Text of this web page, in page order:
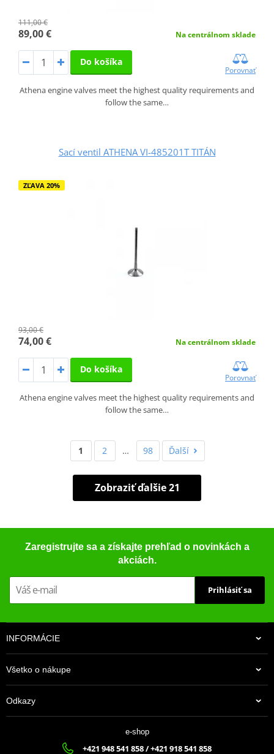
111,00 €
89,00 € Na centrálnom sklade
Do košíka
Porovnať
Athena engine valves meet the highest quality requirements and
follow the same…
Sací ventil ATHENA VI-485201T TITÁN
ZĽAVA 20%
93,00 €
74,00 € Na centrálnom sklade
Do košíka
Porovnať
Athena engine valves meet the highest quality requirements and
follow the same…
1 2 … 98 Ďalší
Zobraziť ďalšie 21
Zaregistrujte sa a získajte prehľad o novinkách a
akciách.
Prihlásiť sa
INFORMÁCIE
Všetko o nákupe
Odkazy
e-shop
+421 948 541 858 / +421 918 541 858